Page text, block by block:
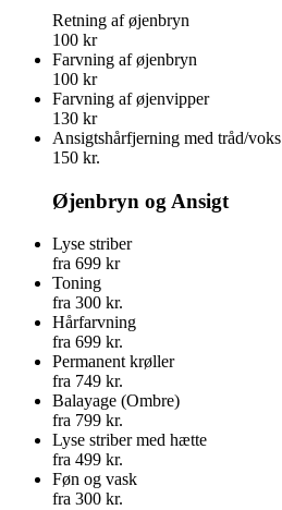
Retning af øjenbryn
100 kr
Farvning af øjenbryn
100 kr
Farvning af øjenvipper
130 kr
Ansigtshårfjerning med tråd/voks
150 kr.
Øjenbryn og Ansigt
Lyse striber
fra 699 kr
Toning
fra 300 kr.
Hårfarvning
fra 699 kr.
Permanent krøller
fra 749 kr.
Balayage (Ombre)
fra 799 kr.
Lyse striber med hætte
fra 499 kr.
Føn og vask
fra 300 kr.